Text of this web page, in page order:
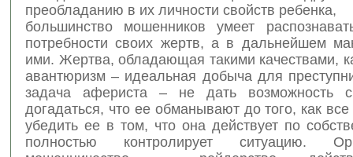
преобладанию в их личности свойств ребенка,
большинство мошенников умеет
потребности своих жертв, а в дальнейшем
ими. Жертва, обладающая такими качествами,
авантюризм – идеальная добыча для
задача афериста – не дать возможность
догадаться, что ее обманывают до того, как все
убедить ее в том, что она действует по
полностью контролирует ситуацию.